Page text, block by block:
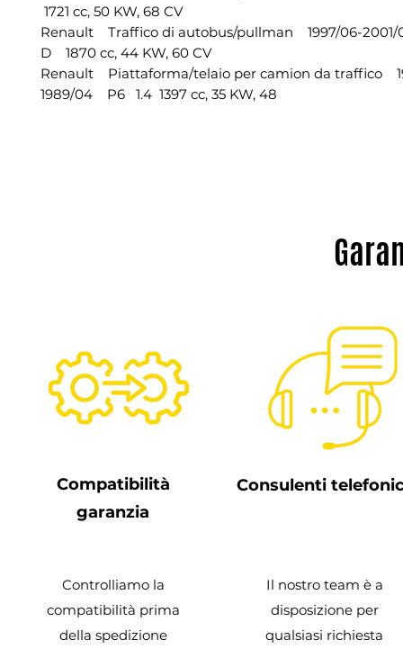
1721 cc, 50 KW, 68 CV
Renault Traffico di autobus/pullman 1997/06-
D 1870 cc, 44 KW, 60 CV
Renault Piattaforma/telaio per camion da traffico
1989/04 P6 1.4 1397 cc, 35 KW, 48
Compatibilità
garanzia
Controlliamo la
compatibilità prima
della spedizione
Consulenti
Il nostro team è a
disposizione per
qualsiasi richiesta